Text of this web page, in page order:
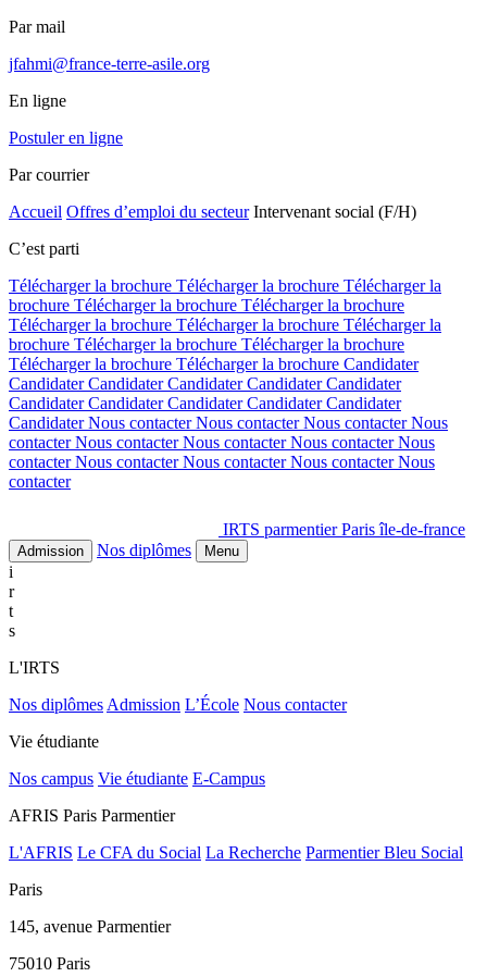
Par mail
jfahmi@france-terre-asile.org
En ligne
Postuler en ligne
Par courrier
Accueil Offres d’emploi du secteur Intervenant social (F/H)
C’est parti
Télécharger la brochure Télécharger la brochure Télécharger la
brochure Télécharger la brochure Télécharger la brochure
Télécharger la brochure Télécharger la brochure Télécharger la
brochure Télécharger la brochure Télécharger la brochure
Télécharger la brochure Télécharger la brochure Candidater
CandidaterCandidaterCandidaterCandidaterCandidater
CandidaterCandidaterCandidaterCandidaterCandidater
CandidaterNous contacterNous contacterNous contacterNous
contacterNous contacterNous contacterNous contacterNous
contacterNous contacterNous contacterNous contacterNous
contacter
IRTS parmentier Paris île-de-france
Admission Nos diplômes Menu
i
r
t
s
L'IRTS
Nos diplômes Admission L’École Nous contacter
Vie étudiante
Nos campus Vie étudiante E-Campus
AFRIS Paris Parmentier
L'AFRIS Le CFA du Social La Recherche Parmentier Bleu Social
Paris
145, avenue Parmentier
75010 Paris